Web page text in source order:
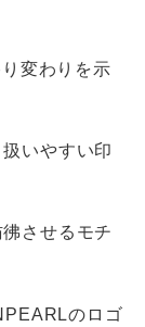
変わりを示
いやすい印
させるモチ
のロゴ